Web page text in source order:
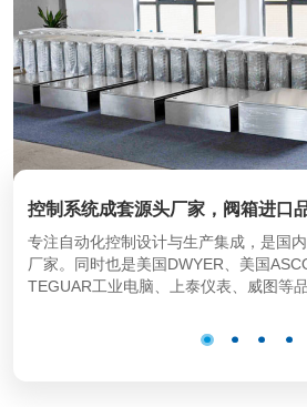
控制系统成套源头厂家，阀箱进口
专注自动化控制设计与生产集成，是国
厂家。同时也是美国DWYER、美国
TEGUAR工业电脑、上泰仪表、威图等